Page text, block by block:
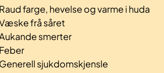
Raud farge, hevelse og varme i huda
frå såret
smerter
Feber
Generell sjukdomskjensle